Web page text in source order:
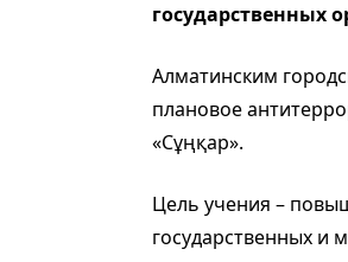
государственных
Алматинским
плановое
«Cұңқар».
Цель учения –
государственных и